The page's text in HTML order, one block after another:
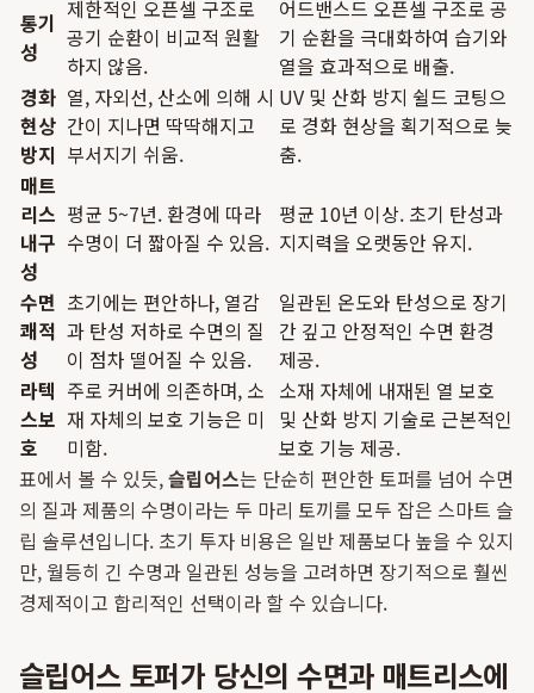
통기
성
제한적인 오픈셀 구조로
공기 순환이 비교적 원활
하지 않음.
어드밴스드 오픈셀 구조로 공
기 순환을 극대화하여 습기와
열을 효과적으로 배출.
경화
현상
방지
열, 자외선, 산소에 의해 시
간이 지나면 딱딱해지고
부서지기 쉬움.
UV 및 산화 방지 쉴드 코팅으
로 경화 현상을 획기적으로 늦
춤.
매트
리스
내구
성
평균 5~7년. 환경에 따라
수명이 더 짧아질 수 있음.
평균 10년 이상. 초기 탄성과
지지력을 오랫동안 유지.
수면
쾌적
성
초기에는 편안하나, 열감
과 탄성 저하로 수면의 질
이 점차 떨어질 수 있음.
일관된 온도와 탄성으로 장기
간 깊고 안정적인 수면 환경
제공.
라텍
스보
호
주로 커버에 의존하며, 소
재 자체의 보호 기능은 미
미함.
소재 자체에 내재된 열 보호
및 산화 방지 기술로 근본적인
보호 기능 제공.
표에서 볼 수 있듯,슬립어스는 단순히 편안한 토퍼를 넘어 수면
의 질과 제품의 수명이라는 두 마리 토끼를 모두 잡은 스마트 슬
립 솔루션입니다. 초기 투자 비용은 일반 제품보다 높을 수 있지
만, 월등히 긴 수명과 일관된 성능을 고려하면 장기적으로 훨씬
경제적이고 합리적인 선택이라 할 수 있습니다.
슬립어스 토퍼가 당신의 수면과 매트리스에